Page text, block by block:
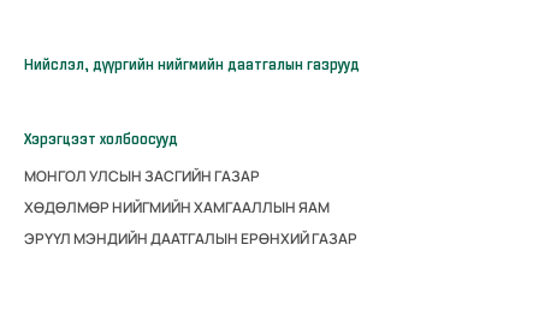
Нийслэл, дүүргийн нийгмийн даатгалын газрууд
Хэрэгцээт холбоосууд
МОНГОЛ УЛСЫН ЗАСГИЙН ГАЗАР
ХӨДӨЛМӨР НИЙГМИЙН ХАМГААЛЛЫН ЯАМ
ЭРҮҮЛ МЭНДИЙН ДААТГАЛЫН ЕРӨНХИЙ ГАЗАР